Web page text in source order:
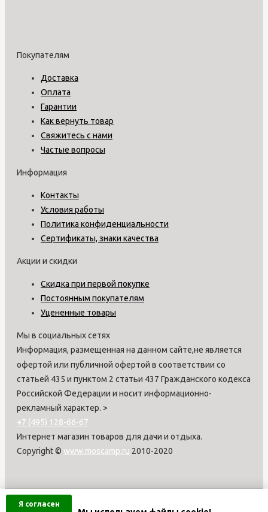
Я согласен
Покупателям
Доставка
Оплата
Гарантии
Как вернуть товар
Свяжитесь с нами
Частые вопросы
Информация
Контакты
Условия работы
Политика конфиденциальности
Сертификаты, знаки качества
Акции и скидки
Скидка при первой покупке
Постоянным покупателям
Уцененные товары
Мы в социальных сетях
Информация, размещенная на данном сайте,не является
офертой или публичной офертой в соответствии со
статьей 435 и пунктом 2 статьи 437 Гражданского кодекса
Российской Федерации и носит информационно-
рекламный характер. >
+7 (495) 128-66-67
Интернет магазин товаров для дачи и отдыха.
Copyright © www.moscamp.ru 2010-2020